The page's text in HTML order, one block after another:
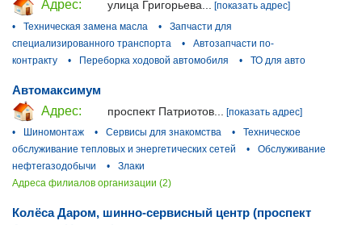
Адрес:
улица Григорьева...
[показать адрес]
•
Техническая замена масла •
Запчасти для
специализированного транспорта
•
Автозапчасти по-
контракту
• Переборка ходовой автомобиля • ТО для авто
Автомаксимум
Адрес:
проспект Патриотов...
[показать адрес]
•
Шиномонтаж • Сервисы для знакомства •
Техническое
обслуживание тепловых и энергетических сетей
•
Обслуживание
нефтегазодобычи
•
Злаки
Адреса филиалов организации (2)
Колёса Даром, шинно-сервисный центр (проспект